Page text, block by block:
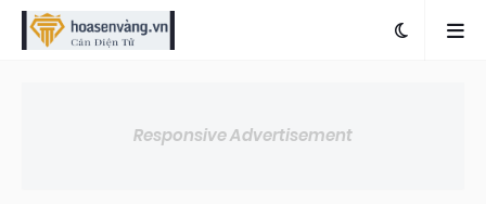
Responsive Advertisement